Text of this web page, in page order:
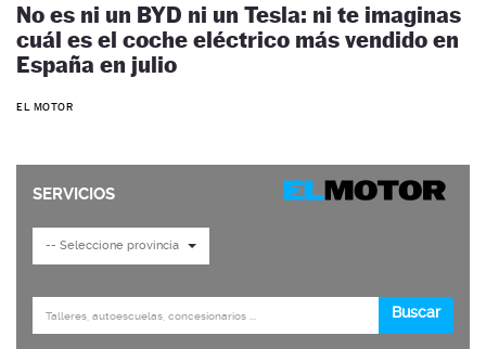
No es ni un BYD ni un Tesla: ni te imaginas
cuál es el coche eléctrico más vendido en
España en julio
EL MOTOR